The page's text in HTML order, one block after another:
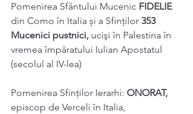
Pomenirea Sfântului Mucenic FIDELIE
din Como în Italia și a Sfinților 353
Mucenici pustnici, ucişi în Palestina în
vremea împăratului Iulian Apostatul
(secolul al IV-lea)
Pomenirea Sfinților Ierarhi: ONORAT,
episcop de Verceli în Italia,